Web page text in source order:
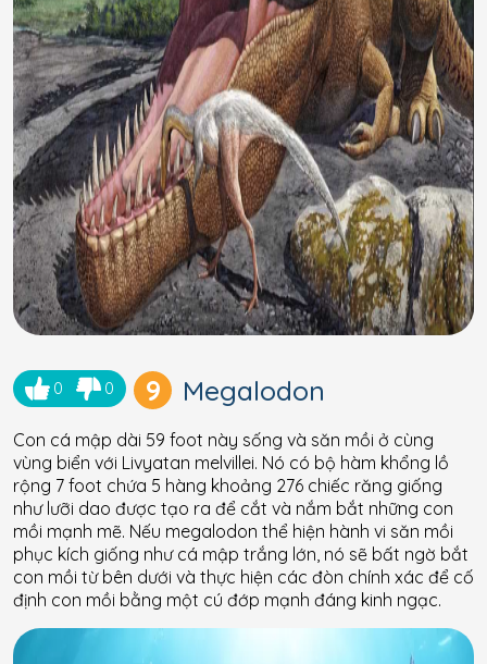
0 0 9 Megalodon
Con cá mập dài 59 foot này sống và săn mồi ở cùng
vùng biển với Livyatan melvillei. Nó có bộ hàm khổng lồ
rộng 7 foot chứa 5 hàng khoảng 276 chiếc răng giống
như lưỡi dao được tạo ra để cắt và nắm bắt những con
mồi mạnh mẽ. Nếu megalodon thể hiện hành vi săn mồi
phục kích giống như cá mập trắng lớn, nó sẽ bất ngờ bắt
con mồi từ bên dưới và thực hiện các đòn chính xác để cố
định con mồi bằng một cú đớp mạnh đáng kinh ngạc.